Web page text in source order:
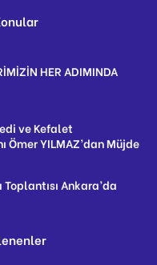
HER ADIMINDA
ve Kefalet
YILMAZ’dan Müjde
Ankara’da